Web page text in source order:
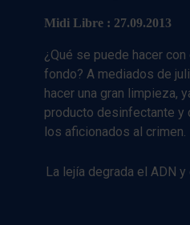
Midi Libre : 27.09.2013
¿Qué se puede hacer
fondo? A mediados de
hacer una gran limpieza,
producto desinfectante y
los aficionados al crimen.
La lejía degrada el ADN